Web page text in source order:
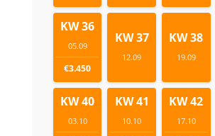
KW 36
05.09
€3.450
KW 37
12.09
KW 38
19.09
KW 40
03.10
KW 41
10.10
KW 42
17.10